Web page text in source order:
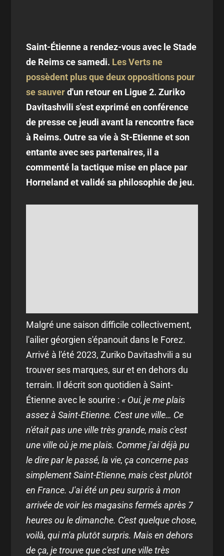
Saint-Étienne a rendez-vous avec le Stade
de Reims ce samedi. Les Verts ne
possèdent plus que deux oppositions pour
se sauverd'un retour en Ligue 2. Zuriko
Davitashvili s'est exprimé en conférence
de presse ce jeudi avant la rencontre face
à Reims. Outre sa vie à St-Etienne et son
entante avec ses partenaires, il a
commenté la tactique mise en place par
Horneland et validé sa philosophie de jeu.
Malgré une saison difficile collectivement,
l'ailier géorgien s'épanouit dans le Forez.
Arrivé à l'été 2023, Zuriko Davitashvili a su
trouver ses marques, sur et en dehors du
terrain. Il décrit son quotidien à Saint-
Étienne avec le sourire :« Oui, je me plais
assez à Saint-Etienne. C'est une ville… Ce
n'était pas une ville très grande, mais c'est
une ville où je me plais. Comme j'ai déjà pu
le dire par le passé, la vie, ça concerne pas
simplement Saint-Etienne, mais c'est plutôt
en France. J'ai été un peu surpris à mon
arrivée de voir les magasins fermés après 7
heures ou le dimanche. C'est quelque chose,
voilà, qui m'a plutôt surpris. Mais en dehors
de ça, je trouve que c'est une ville très